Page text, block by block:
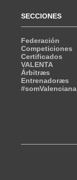
SECCIONES
Federación
Competiciones
Certificados
VALENTA
Árbitræs
Entrenadoræs
#somValenciana